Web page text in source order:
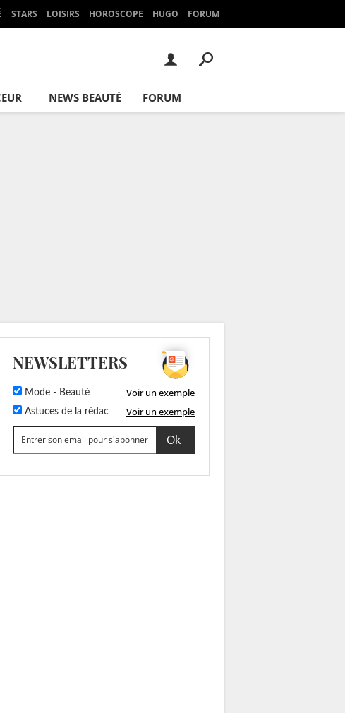
STARS LOISIRS HOROSCOPE HUGO FORUM
NEWS BEAUTÉ FORUM
NEWSLETTERS
Mode - Beauté Voir un exemple
Astuces de la rédac Voir un exemple